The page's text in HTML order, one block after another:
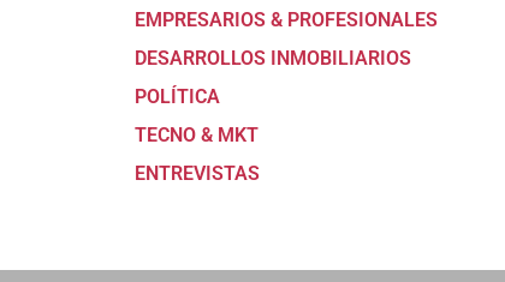
EMPRESARIOS & PROFESIONALES
DESARROLLOS INMOBILIARIOS
POLÍTICA
TECNO & MKT
ENTREVISTAS